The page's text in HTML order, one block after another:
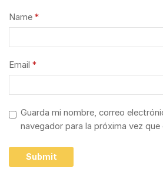
Name *
Email *
Guarda mi nombre, correo
navegador para la próxima vez que